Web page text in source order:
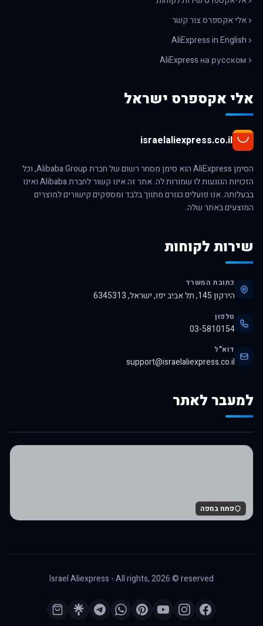
אלי אקספרס צור קשר
AliExpress in English
AliExpress на русском
אלי אקספרס ישראל
israelaliexpress.co.il
הסימן AliExpress הוא סימן מסחר רשום של חברת Alibaba Group, וכל
הזכויות הנוגעות לו שמורות לה. אתר זה אינו קשור לחברת Alibaba ואינו
בבעלותה. אנו פועלים כגורם מתווך בלבד ומספקים קישורים למוצרים
המוצעים באתר שלה.
שירות לקוחות
כתובת המשרד
הירקון 145, תל אביב יפו, ישראל, 6345313
טלפון
03-5810154
דוא"ל
support@israelaliexpress.co.il
למעבר לאתר
לרכישה באלי אקספרס
פתח במפה
Israel Aliexpress - All rights,2026© reserved